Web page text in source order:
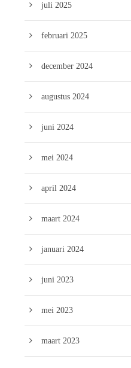
juli 2025
februari 2025
december 2024
augustus 2024
juni 2024
mei 2024
april 2024
maart 2024
januari 2024
juni 2023
mei 2023
maart 2023